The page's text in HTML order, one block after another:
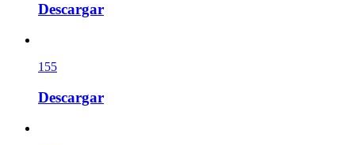
Descargar
155
Descargar